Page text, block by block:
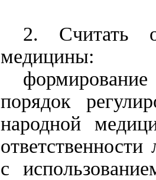
2. Считать
медицины:
порядок
народной
с